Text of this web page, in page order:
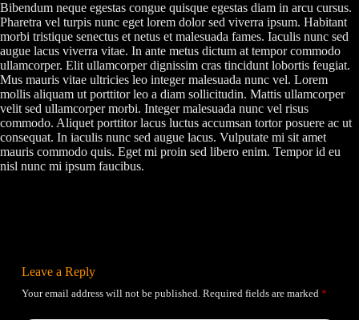
Bibendum neque egestas congue quisque egestas diam in arcu cursus.
Pharetra vel turpis nunc eget lorem dolor sed viverra ipsum. Habitant
morbi tristique senectus et netus et malesuada fames. Iaculis nunc sed
augue lacus viverra vitae. In ante metus dictum at tempor commodo
ullamcorper. Elit ullamcorper dignissim cras tincidunt lobortis feugiat.
Mus mauris vitae ultricies leo integer malesuada nunc vel. Lorem
mollis aliquam ut porttitor leo a diam sollicitudin. Mattis ullamcorper
velit sed ullamcorper morbi. Integer malesuada nunc vel risus
commodo. Aliquet porttitor lacus luctus accumsan tortor posuere ac ut
consequat. In iaculis nunc sed augue lacus. Vulputate mi sit amet
mauris commodo quis. Eget mi proin sed libero enim. Tempor id eu
nisl nunc mi ipsum faucibus.
Leave a Reply
Your email address will not be published. Required fields are marked *